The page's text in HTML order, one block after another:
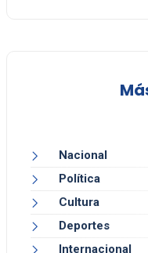
Nacional
Política
Cultura
Deportes
Internacional